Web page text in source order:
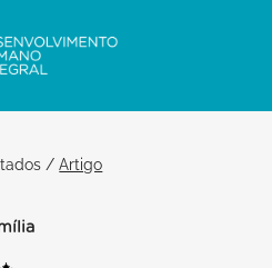
/Artigo